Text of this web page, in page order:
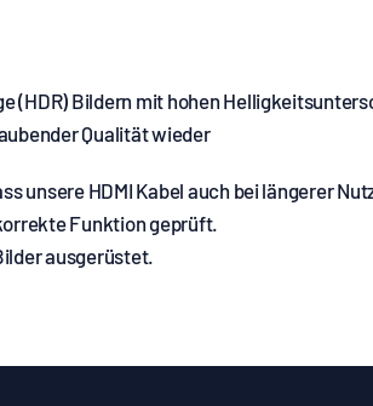
(HDR) Bildern mit hohen
Qualität wieder
unsere HDMI Kabel auch bei längerer
Funktion geprüft.
ausgerüstet.